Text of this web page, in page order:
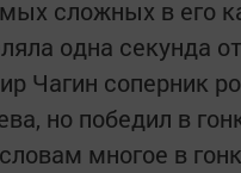
сложных в его
одна секунда
Чагин соперник
но победил в
многое в